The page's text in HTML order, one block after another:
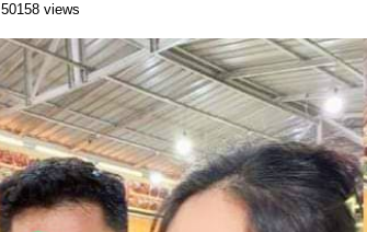
50158 views